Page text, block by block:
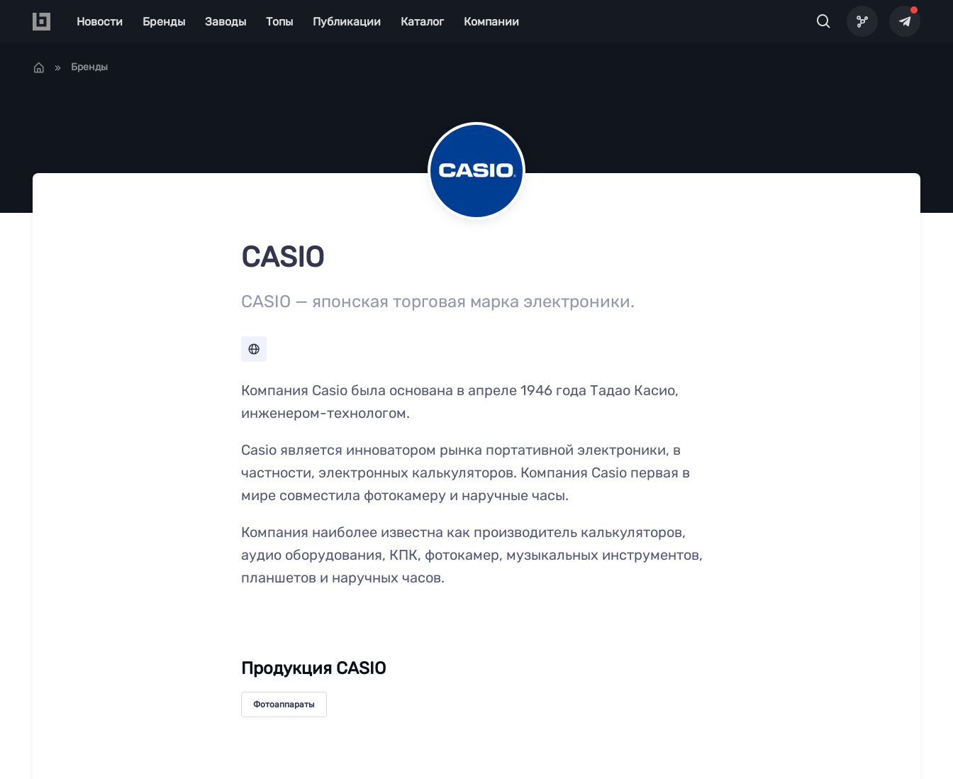
Main navigation
Новости Бренды Заводы Топы Публикации Каталог Компании
Бренды
CASIO
CASIO — японская торговая марка электроники.
Компания Casio была основана в апреле 1946 года Тадао Касио,
инженером-технологом.
Casio является инноватором рынка портативной электроники, в
частности, электронных калькуляторов. Компания Casio первая в
мире совместила фотокамеру и наручные часы.
Компания наиболее известна как производитель калькуляторов,
аудио оборудования, КПК, фотокамер, музыкальных инструментов,
планшетов и наручных часов.
Продукция CASIO
Фотоаппараты